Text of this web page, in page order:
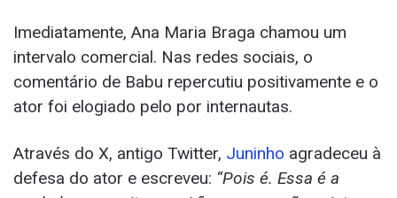
Imediatamente, Ana Maria Braga chamou um
intervalo comercial. Nas redes sociais, o
comentário de Babu repercutiu positivamente e o
ator foi elogiado pelo por internautas.
Através do X, antigo Twitter, Juninho agradeceu à
defesa do ator e escreveu: “Pois é. Essa é a